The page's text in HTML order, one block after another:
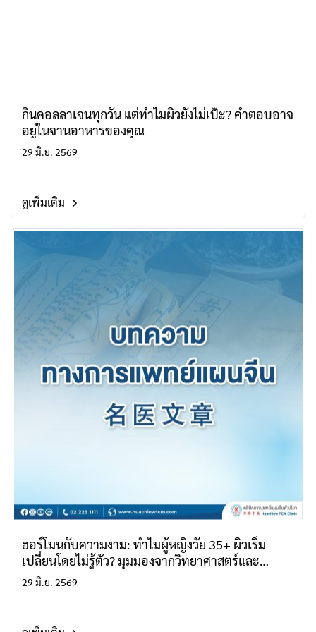
กินคอลลาเจนทุกวัน แต่ทำไมผิวยังไม่เป๊ะ? คำตอบอาจ
อยู่ในจานอาหารของคุณ
29 มิ.ย. 2569
ดูเพิ่มเติม
ฮอร์โมนกับความงาม: ทำไมผู้หญิงวัย 35+ ผิวเริ่ม
เปลี่ยนโดยไม่รู้ตัว? มุมมองจากวิทยาศาสตร์และ
ศาสตร์แพทย์จีน
29 มิ.ย. 2569